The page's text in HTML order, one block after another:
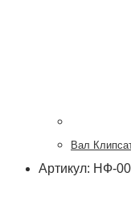
Вал
Артикул: НФ-